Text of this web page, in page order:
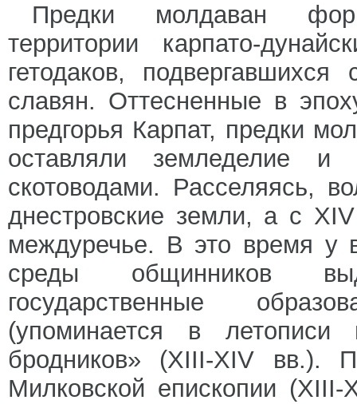
Предки молдаван
территории карпато-
гетодаков,
славян. Оттесненные в
предгорья Карпат, предки
оставляли земледелие и
скотоводами. Расселяясь,
днестровские земли, а с
междуречье. В это время у
среды общинников
государственные
(упоминается в
бродников» (XIII-XIV вв.).
Милковской епископии